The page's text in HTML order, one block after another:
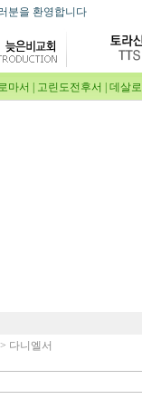
분을 환영합니다
마서 고린도전후서 데살
다니엘서